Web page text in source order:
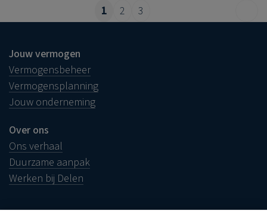
1
2 3
Jouw vermogen
Vermogensbeheer
Vermogensplanning
Jouw onderneming
Over ons
Ons verhaal
Duurzame aanpak
Werken bij Delen